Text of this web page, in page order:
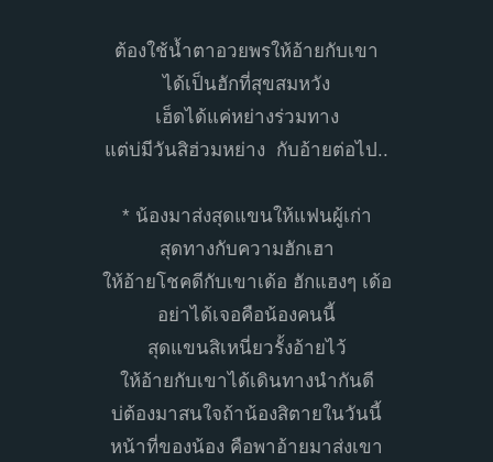
ต้องใช้น้ำตาอวยพรให้อ้ายกับเขา
ได้เป็นฮักที่สุขสมหวัง
เฮ็ดได้แค่หย่างร่วมทาง
แต่บ่มีวันสิฮ่วมหย่าง กับอ้ายต่อไป..
* น้องมาส่งสุดแขนให้แฟนผู้เก่า
สุดทางกับความฮักเฮา
ให้อ้ายโชคดีกับเขาเด้อ ฮักแฮงๆ เด้อ
อย่าได้เจอคือน้องคนนี้
สุดแขนสิเหนี่ยวรั้งอ้ายไว้
ให้อ้ายกับเขาได้เดินทางนำกันดี
บ่ต้องมาสนใจถ้าน้องสิตายในวันนี้
หน้าที่ของน้อง คือพาอ้ายมาส่งเขา